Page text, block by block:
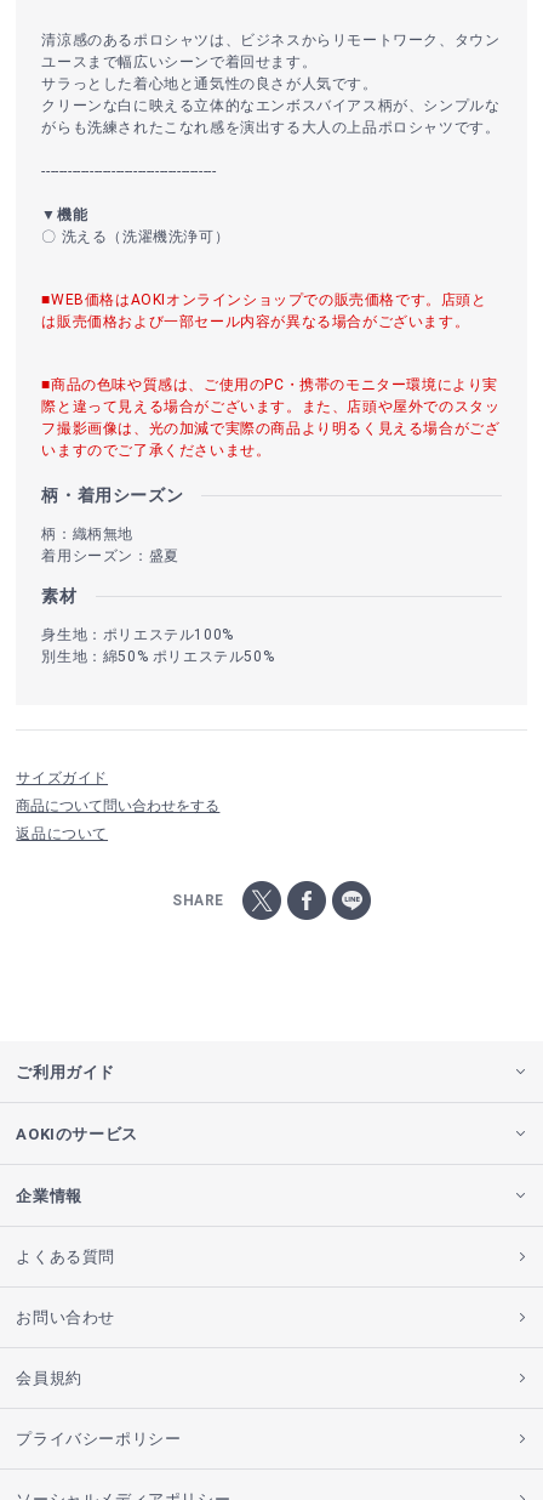
清涼感のあるポロシャツは、ビジネスからリモートワーク、タウン
ユースまで幅広いシーンで着回せます。
サラっとした着心地と通気性の良さが人気です。
クリーンな白に映える立体的なエンボスバイアス柄が、シンプルな
がらも洗練されたこなれ感を演出する大人の上品ポロシャツです。
----------------------------------------
▼機能
〇 洗える（洗濯機洗浄可）
■WEB価格はAOKIオンラインショップでの販売価格です。店頭と
は販売価格および一部セール内容が異なる場合がございます。
■商品の色味や質感は、ご使用のPC・携帯のモニター環境により実
際と違って見える場合がございます。また、店頭や屋外でのスタッ
フ撮影画像は、光の加減で実際の商品より明るく見える場合がござ
いますのでご了承くださいませ。
柄・着用シーズン
柄：織柄無地
着用シーズン：盛夏
素材
身生地：ポリエステル100%
別生地：綿50% ポリエステル50%
サイズガイド
商品について問い合わせをする
返品について
SHARE
ご利用ガイド
AOKIのサービス
企業情報
よくある質問
お問い合わせ
会員規約
プライバシーポリシー